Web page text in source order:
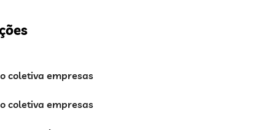
coletiva empresas
coletiva empresas